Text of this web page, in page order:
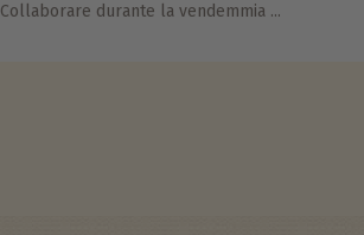
Collaborare durante la vendemmia ...